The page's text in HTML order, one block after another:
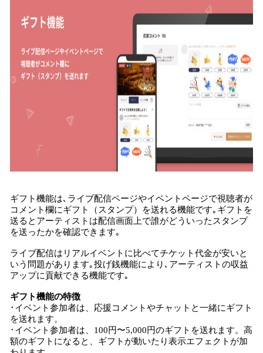
ギフト機能は､ライブ配信ページやイベントページで視聴者が
コメント欄にギフト（スタンプ）を送れる機能です｡ギフトを
送るとアーティストは配信画面上で誰がどういったスタンプ
を送ったかを確認できます｡
ライブ配信はリアルイベントに比べてチケット代金が安いと
いう問題があります｡投げ銭機能により､アーティストの収益
アップに貢献できる機能です｡
ギフト機能の特徴
･イベント参加者は、応援コメントやチャットと一緒にギフト
を送れます。
･イベント参加者は、100円〜5,000円のギフトを送れます。高
額のギフトになると、ギフトが動いたり表示エフェクトが加